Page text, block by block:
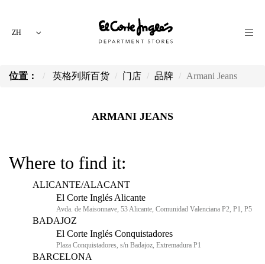
ZH
位置： 英格列斯百货 门店 品牌 Armani Jeans
ARMANI JEANS
Where to find it:
ALICANTE/ALACANT
El Corte Inglés Alicante
Avda. de Maisonnave, 53 Alicante, Comunidad Valenciana P2, P1, P5
BADAJOZ
El Corte Inglés Conquistadores
Plaza Conquistadores, s/n Badajoz, Extremadura P1
BARCELONA